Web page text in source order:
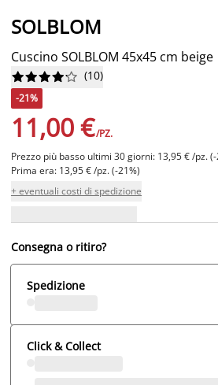
SOLBLOM
Cuscino SOLBLOM 45x45 cm beige





 (10)
-21%
11,00 €/PZ.
Prezzo più basso ultimi 30 giorni: 13,95 € /pz. (-
Prima era: 13,95 € /pz. (-21%)
+ eventuali costi di spedizione
Consegna o ritiro?
Spedizione
Click & Collect